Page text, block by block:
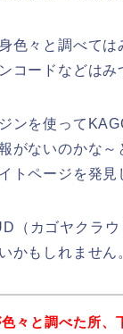
色々と調べて
コードなどは
ンを使って
がないのかな
トページを発見
（カゴヤクラ
かもしれません
々と調べた所